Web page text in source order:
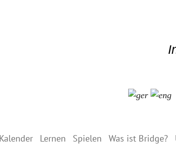
Kalender Lernen Spielen Was ist Bridge?